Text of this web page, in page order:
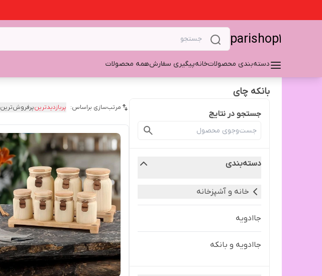
parishop1
دسته‌بندی محصولاتخانهپیگیری سفارشهمه محصولات
بانکه چای
جستجو در نتایج
دسته‌بندی
خانه و آشپزخانه
جاادویه
جاادویه و بانکه
مرتب‌سازی براساس: پربازدیدترینپرفروش‌ترین